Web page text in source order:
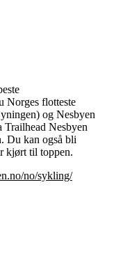
Norges flotteste
og Nesbyen
Trailhead Nesbyen
Du kan også bli
kjørt til toppen.
no/sykling/